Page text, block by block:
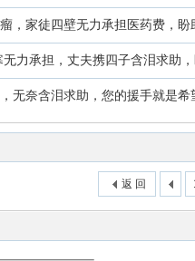
，家徒四壁无力承担医药费，盼
力承担，丈夫携四子含泪求助
无奈含泪求助，您的援手就是希
返 回